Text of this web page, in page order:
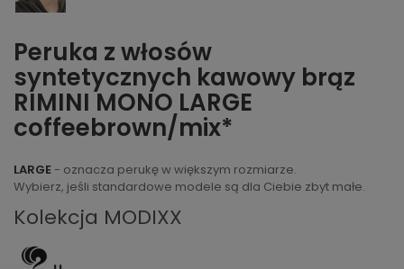
Peruka z włosów
syntetycznych kawowy brąz
RIMINI MONO LARGE
coffeebrown/mix*
LARGE - oznacza perukę w większym rozmiarze.
Wybierz, jeśli standardowe modele są dla Ciebie zbyt małe.
Kolekcja MODIXX